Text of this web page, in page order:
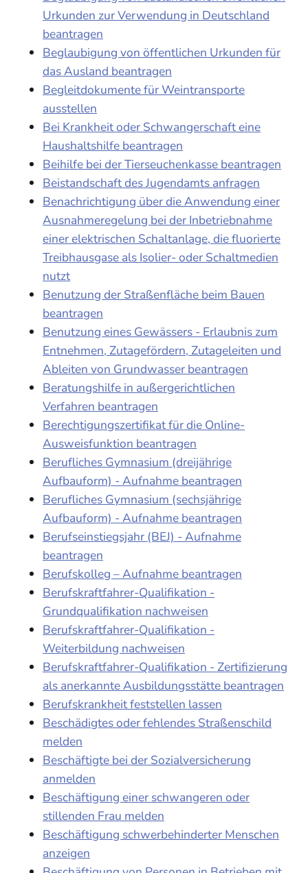
Urkunden zur Verwendung in Deutschland
beantragen
Beglaubigung von öffentlichen Urkunden für
das Ausland beantragen
Begleitdokumente für Weintransporte
ausstellen
Bei Krankheit oder Schwangerschaft eine
Haushaltshilfe beantragen
Beihilfe bei der Tierseuchenkasse beantragen
Beistandschaft des Jugendamts anfragen
Benachrichtigung über die Anwendung einer
Ausnahmeregelung bei der Inbetriebnahme
einer elektrischen Schaltanlage, die fluorierte
Treibhausgase als Isolier- oder Schaltmedien
nutzt
Benutzung der Straßenfläche beim Bauen
beantragen
Benutzung eines Gewässers - Erlaubnis zum
Entnehmen, Zutagefördern, Zutageleiten und
Ableiten von Grundwasser beantragen
Beratungshilfe in außergerichtlichen
Verfahren beantragen
Berechtigungszertifikat für die Online-
Ausweisfunktion beantragen
Berufliches Gymnasium (dreijährige
Aufbauform) - Aufnahme beantragen
Berufliches Gymnasium (sechsjährige
Aufbauform) - Aufnahme beantragen
Berufseinstiegsjahr (BEJ) - Aufnahme
beantragen
Berufskolleg – Aufnahme beantragen
Berufskraftfahrer-Qualifikation -
Grundqualifikation nachweisen
Berufskraftfahrer-Qualifikation -
Weiterbildung nachweisen
Berufskraftfahrer-Qualifikation - Zertifizierung
als anerkannte Ausbildungsstätte beantragen
Berufskrankheit feststellen lassen
Beschädigtes oder fehlendes Straßenschild
melden
Beschäftigte bei der Sozialversicherung
anmelden
Beschäftigung einer schwangeren oder
stillenden Frau melden
Beschäftigung schwerbehinderter Menschen
anzeigen